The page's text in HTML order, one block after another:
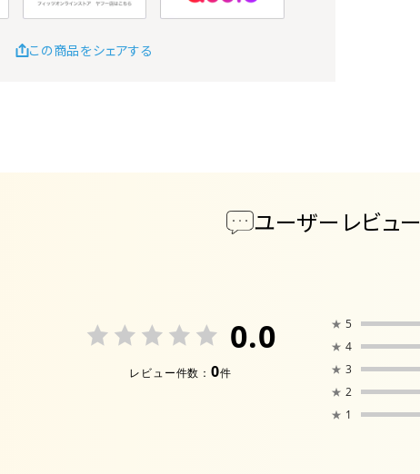
この商品をシェアする
ユーザーレビュー
0.0
レビュー件数： 0件
★ 5
★ 4
★ 3
★ 2
★ 1